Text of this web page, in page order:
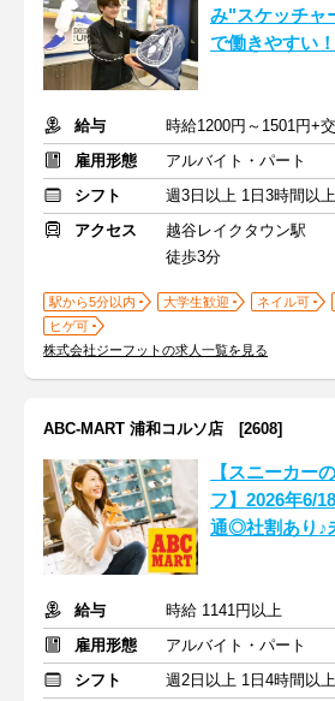
み"スケッチ
で働きやすい
給与
雇用形態
アルバイト・パート
シフト
週3日以上 1日3時間以上
アクセス
越谷レイクタウン駅
徒歩3分
駅から5分以内 大学生歓迎 ネイル可
ヒゲ可
株式会社ジーフットの求人一覧を見る
ABC-MART 浦和コルソ店 [2608]
【スニーカー
フ】2026年6/
通◎社割あり♪
給与
時給 1141円以上
雇用形態
アルバイト・パート
シフト
週2日以上 1日4時間以上